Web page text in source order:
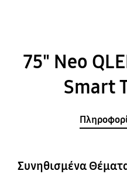
75" Neo
Smart
Συνηθισμένα